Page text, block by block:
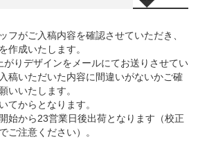
フがご入稿内容を確認させていただき、
作成いたします。
がりデザインをメールにてお送りさせてい
稿いただいた内容に間違いがないかご確
いいたします。
てからとなります。
始から23営業日後出荷となります（校正
ご注意ください）。